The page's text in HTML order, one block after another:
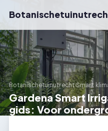
Botanischetuinutrecht›Smart
Gardena Smart
gids: Voor